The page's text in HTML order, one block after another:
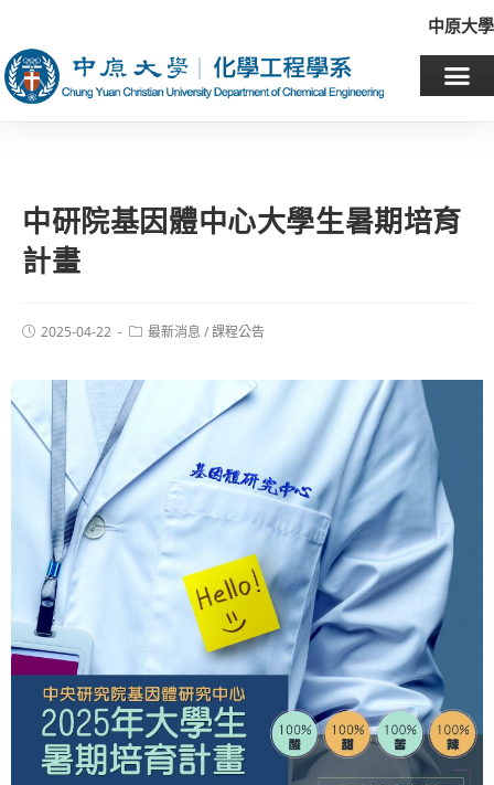
中原大學
中研院基因體中心大學生暑期培育
計畫
2025-04-22 最新消息 /課程公告